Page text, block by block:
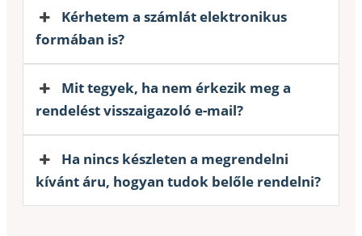
Kérhetem a számlát elektronikus
formában is?
Mit tegyek, ha nem érkezik meg a
rendelést visszaigazoló e-mail?
Ha nincs készleten a megrendelni
kívánt áru, hogyan tudok belőle rendelni?